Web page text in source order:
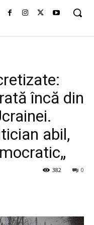
încă din
abil,
0
382